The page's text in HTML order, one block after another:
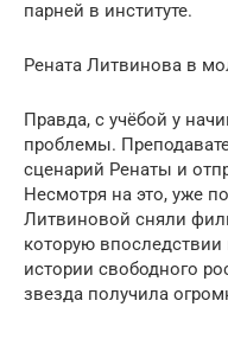
парней в институте.
Рената Литвинова в
Правда, с учёбой у
проблемы.
сценарий Ренаты и
Несмотря на это, уже
Литвиновой сняли
которую
истории свободного
звезда получила